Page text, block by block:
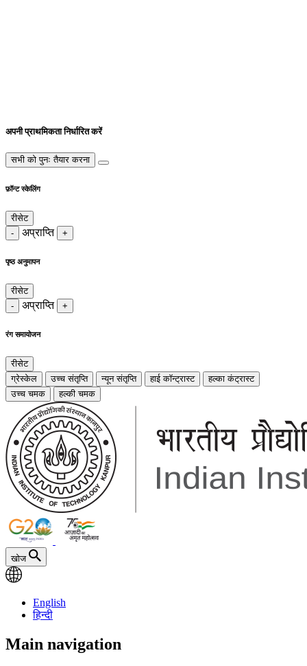
अपनी प्राथमिकता निर्धारित करें
सभी को पुनः तैयार करना
फ़ॉन्ट स्केलिंग
रीसेट
-
अप्राप्ति +
पृष्ठ अनुमापन
रीसेट
-
अप्राप्ति +
रंग समायोजन
रीसेट
ग्रेस्केल
उच्च संतृप्ति न्यून संतृप्ति हाई कॉन्ट्रास्ट
हल्का कंट्रास्ट
उच्च चमक
हल्की चमक
खोज
English
हिन्दी
Main navigation